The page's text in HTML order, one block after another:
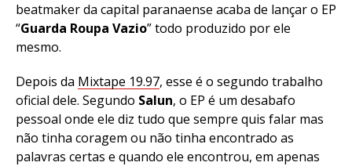
beatmaker da capital paranaense acaba de lançar o EP
“Guarda Roupa Vazio” todo produzido por ele
mesmo.
Depois da Mixtape 19.97, esse é o segundo trabalho
oficial dele. Segundo Salun, o EP é um desabafo
pessoal onde ele diz tudo que sempre quis falar mas
não tinha coragem ou não tinha encontrado as
palavras certas e quando ele encontrou, em apenas